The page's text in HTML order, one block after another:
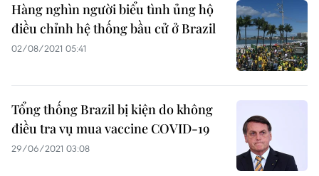
Hàng nghìn người biểu tình ủng hộ
điều chỉnh hệ thống bầu cử ở Brazil
02/08/2021 05:41
Tổng thống Brazil bị kiện do không
điều tra vụ mua vaccine COVID-19
29/06/2021 03:08